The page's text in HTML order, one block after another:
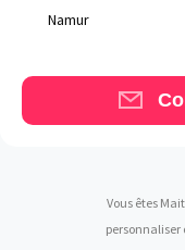
Une
Namur
Vous êtes
personnaliser